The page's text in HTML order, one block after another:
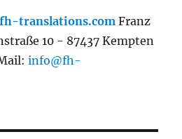
fh-translations.com Franz
10 - 87437 Kempten
info@fh-